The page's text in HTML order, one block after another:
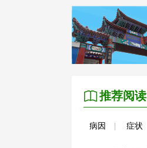
推荐阅读
病因 症状